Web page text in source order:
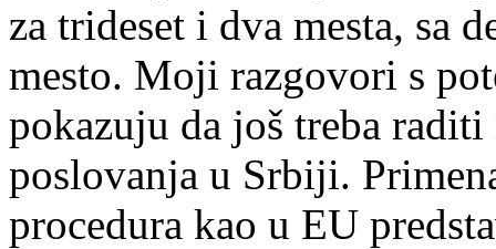
za trideset i dva mesta, sa
mesto. Moji razgovori s
pokazuju da još treba
poslovanja u Srbiji.
procedura kao u EU